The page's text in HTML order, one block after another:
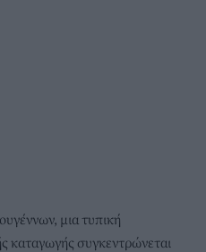
μια τυπική
καταγωγής συγκεντρώνεται